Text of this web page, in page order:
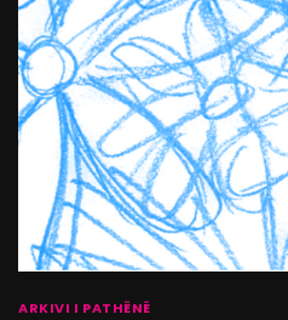
ARKIVI I PATHËNË